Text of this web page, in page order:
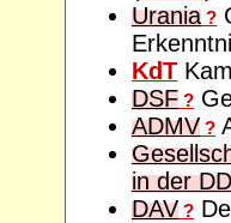
Urania ?
KdT
DSF ?
ADMV ?
in der
DAV ?